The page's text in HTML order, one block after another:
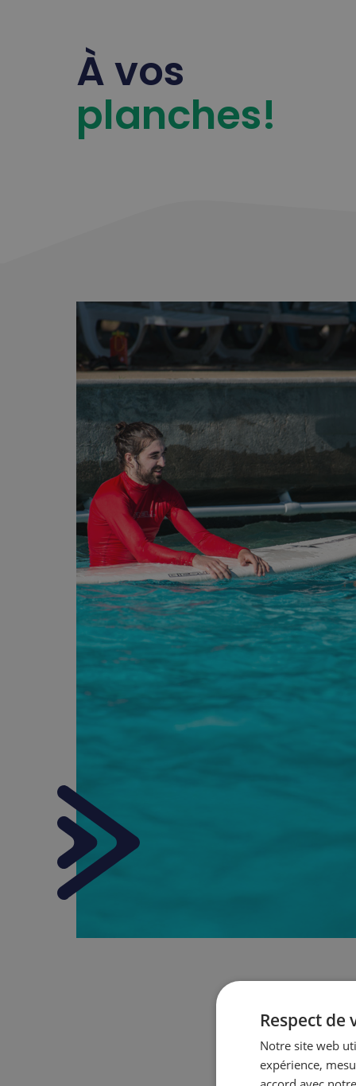
À vos
planches!
Respect de
Notre site web
expérience,